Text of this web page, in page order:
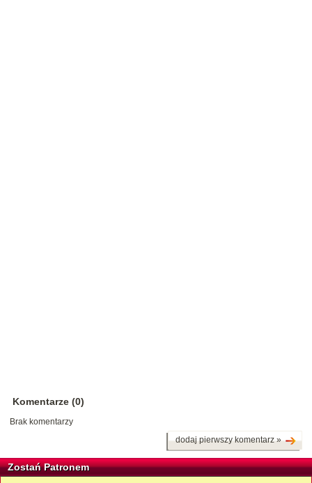
Komentarze (0)
Brak komentarzy
dodaj pierwszy komentarz »
Zostań Patronem